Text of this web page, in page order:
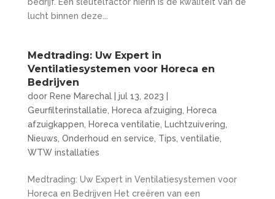
lucht binnen deze...
Medtrading: Uw Expert in
Ventilatiesystemen voor Horeca en
Bedrijven
door Rene Marechal| jul 13, 2023
Geurfilterinstallatie
Horeca afzuiging
Horeca
afzuigkappen
Horeca ventilatie Luchtzuivering
Nieuws Onderhoud en service Tips ventilatie
WTW installaties
Medtrading: Uw Expert in Ventilatiesystemen voor
Horeca en Bedrijven Het creëren van een